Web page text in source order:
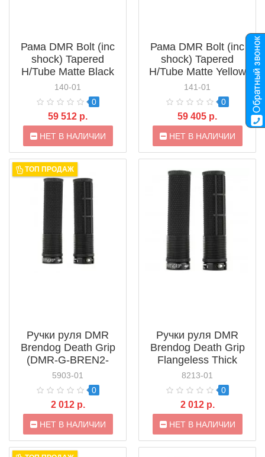
Рама DMR Bolt (inc
shock) Tapered
H/Tube Matte Black
140-01
0
59 512 р.
НЕТ В НАЛИЧИИ
Рама DMR Bolt (inc
shock) Tapered
H/Tube Matte Yellow
141-01
0
59 405 р.
НЕТ В НАЛИЧИИ
ТОП ПРОДАЖ
Ручки руля DMR
Brendog Death Grip
(DMR-G-BREN2-
THIN)
5903-01
0
2 012 р.
НЕТ В НАЛИЧИИ
Ручки руля DMR
Brendog Death Grip
Flangeless Thick
(DMR-G-BREN2-
THICK)
8213-01
0
2 012 р.
НЕТ В НАЛИЧИИ